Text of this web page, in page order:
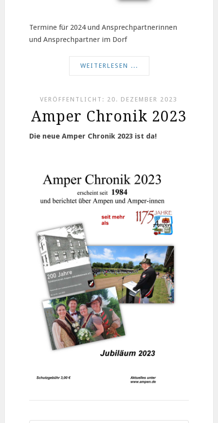
Termine für 2024 und Ansprechpartnerinnen
und Ansprechpartner im Dorf
WEITERLESEN ...
VERÖFFENTLICHT: 20. DEZEMBER 2023
Amper Chronik 2023
Die neue Amper Chronik 2023 ist da!